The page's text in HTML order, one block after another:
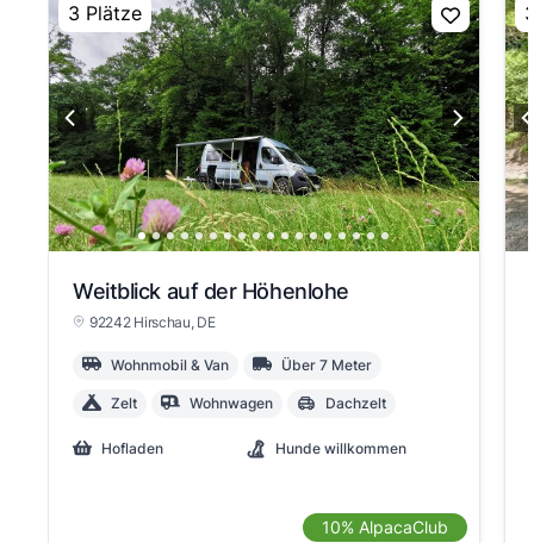
3 Plätze
Weitblick auf der Höhenlohe
92242 Hirschau, DE
Wohnmobil & Van Über 7 Meter
Zelt Wohnwagen Dachzelt
Hofladen Hunde willkommen
10% AlpacaClub